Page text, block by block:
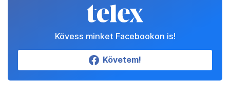
Kövess minket Facebookon is!
Követem!